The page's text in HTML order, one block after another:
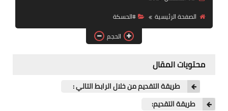
فرص عمل في العراق
فرص عمل في اليمن
دورات تدريبية
الصفحة الرئيسية
#الحسكة
الحجم
محتويات المقال
طريقة التقديم من خلال الرابط التالي :
طريقة التقديم: